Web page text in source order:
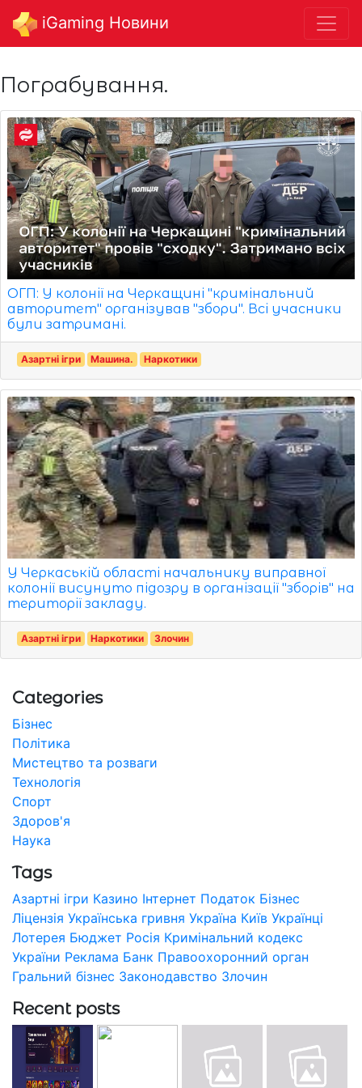
iGaming Новини
Пограбування.
ОГП: У колонії на Черкащині "кримінальний
авторитет" організував "збори". Всі учасники
були затримані.
Азартні ігри Машина. Наркотики
У Черкаській області начальнику виправної
колонії висунуто підозру в організації "зборів" на
території закладу.
Азартні ігри Наркотики Злочин
Categories
Бізнес
Політика
Мистецтво та розваги
Технологія
Спорт
Здоров'я
Наука
Tags
Азартні ігри Казино Інтернет Податок Бізнес
Ліцензія Українська гривня Україна Київ Українці
Лотерея Бюджет Росія Кримінальний кодекс
України Реклама Банк Правоохоронний орган
Гральний бізнес Законодавство Злочин
Recent posts